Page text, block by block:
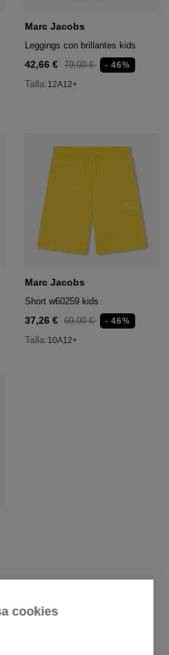
Marc Jacobs
Leggings con brillantes kids
42,66 € 79,00 € - 46%
Talla:12A12+
Marc Jacobs
Short w60259 kids
37,26 € 69,00 € - 46%
Talla:10A12+
cookies